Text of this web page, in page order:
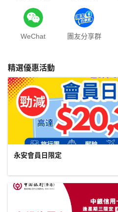
WeChat 團友分享群
精選優惠活動
永安會員日限定